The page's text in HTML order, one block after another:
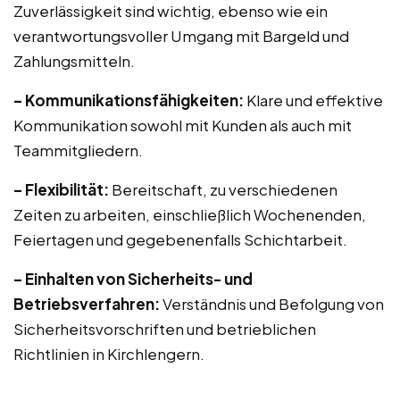
Zuverlässigkeit sind wichtig, ebenso wie ein
verantwortungsvoller Umgang mit Bargeld und
Zahlungsmitteln.
– Kommunikationsfähigkeiten: Klare und effektive
Kommunikation sowohl mit Kunden als auch mit
Teammitgliedern.
– Flexibilität: Bereitschaft, zu verschiedenen
Zeiten zu arbeiten, einschließlich Wochenenden,
Feiertagen und gegebenenfalls Schichtarbeit.
– Einhalten von Sicherheits- und
Betriebsverfahren:Verständnis und Befolgung von
Sicherheitsvorschriften und betrieblichen
Richtlinien in Kirchlengern.